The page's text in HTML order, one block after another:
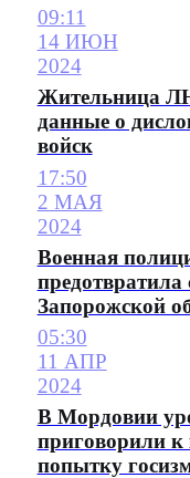
09:11
14 ИЮН
2024
Жительница
данные о
войск
17:50
2 МАЯ
2024
Военная
предотвратила
Запорожской
05:30
11 АПР
2024
В Мордовии
приговорили к
попытку